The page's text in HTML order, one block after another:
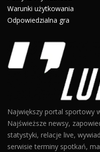
Warunki użytkowania
Odpowiedzialna gra
Największy portal sportowy
Najświeższe newsy,
statystyki, relacje live,
serwisie terminy spotkań,